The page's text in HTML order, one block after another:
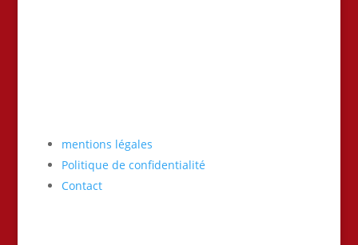
mentions légales
Politique de confidentialité
Contact